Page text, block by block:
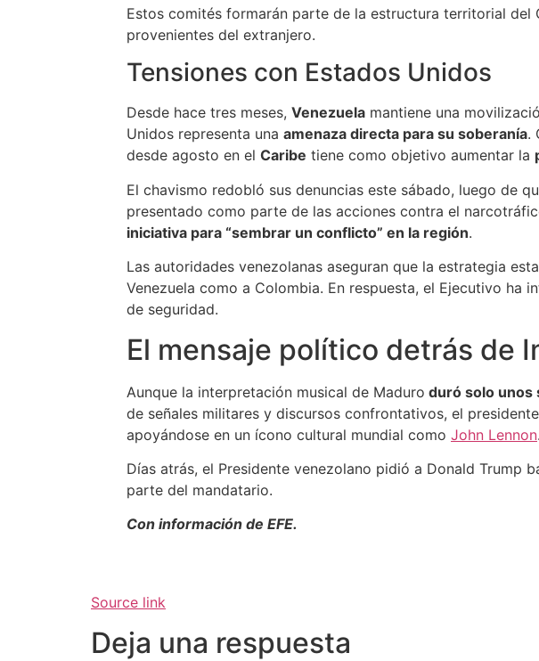
Estos comités formarán parte de la estructura territorial
provenientes del extranjero.
Tensiones con Estados Unidos
Desde hace tres meses, Venezuela mantiene una
Unidos representa una amenaza directa para su soberanía.
desde agosto en el Caribe tiene como objetivo aumentar la
El chavismo redobló sus denuncias este sábado, luego de
presentado como parte de las acciones contra el
iniciativa para “sembrar un conflicto” en la región.
Las autoridades venezolanas aseguran que la estrategia
Venezuela como a Colombia. En respuesta, el Ejecutivo
de seguridad.
El mensaje político detrás de
Aunque la interpretación musical de Maduro duró solo unos
de señales militares y discursos confrontativos, el
apoyándose en un ícono cultural mundial como John Lennon.
Días atrás, el Presidente venezolano pidió a Donald Trump
parte del mandatario.
Con información de EFE.
Source link
Deja una respuesta